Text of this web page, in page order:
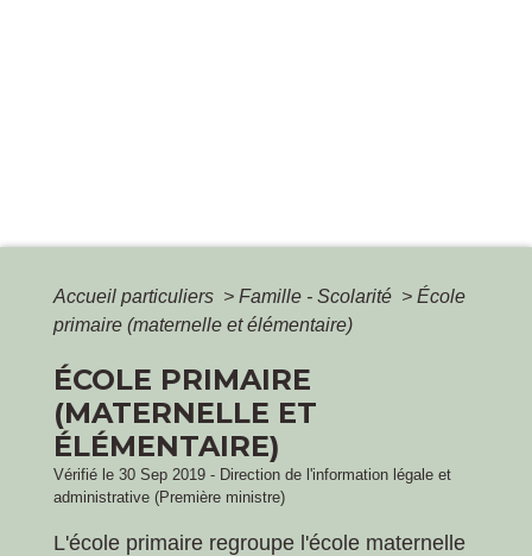
Accueil particuliers > Famille - Scolarité > École
primaire (maternelle et élémentaire)
ÉCOLE PRIMAIRE
(MATERNELLE ET
ÉLÉMENTAIRE)
Vérifié le 30 Sep 2019 - Direction de l'information légale et
administrative (Première ministre)
L'école primaire regroupe l'école maternelle